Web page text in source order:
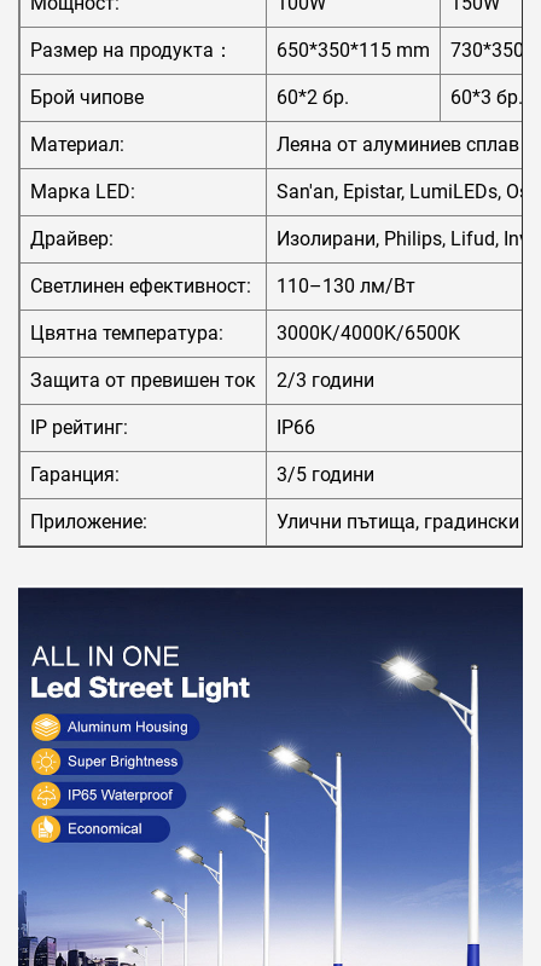
Размер на продукта： 650*350*115 mm
Брой чипове 60*2 бр. 60*3 бр.
Материал: Леяна от алуминиев сплав
Марка LED: San'an, Epistar, LumiLEDs,
Драйвер: Изолирани, Philips, Lifud,
Светлинен ефективност: 110–130 лм/Вт
Цвятна температура: 3000K/4000K/6500K
Защита от превишен ток 2/3 години
IP рейтинг: IP66
Гаранция: 3/5 години
Приложение: Улични пътища, градински